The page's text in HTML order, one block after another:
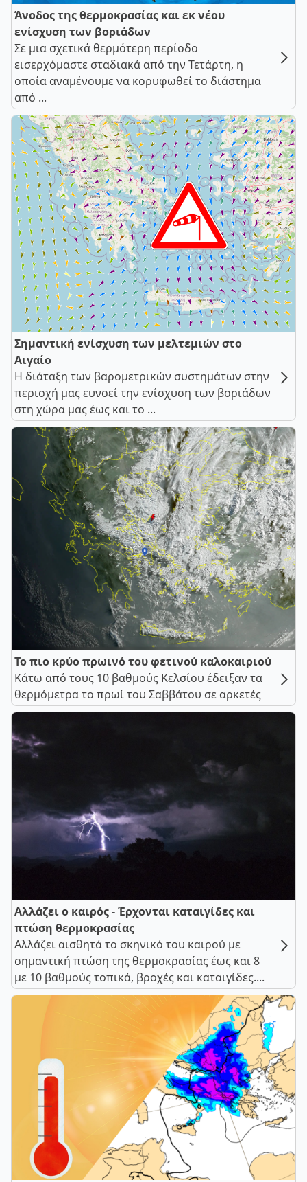
Άνοδος της θερμοκρασίας και εκ νέου
ενίσχυση των βοριάδων
Σε μια σχετικά θερμότερη περίοδο
εισερχόμαστε σταδιακά από την Τετάρτη, η
οποία αναμένουμε να κορυφωθεί το διάστημα
από ...
Σημαντική ενίσχυση των μελτεμιών στο
Αιγαίο
Η διάταξη των βαρομετρικών συστημάτων στην
περιοχή μας ευνοεί την ενίσχυση των βοριάδων
στη χώρα μας έως και το ...
Το πιο κρύο πρωινό του φετινού καλοκαιριού
Κάτω από τους 10 βαθμούς Κελσίου έδειξαν τα
θερμόμετρα το πρωί του Σαββάτου σε αρκετές
Αλλάζει ο καιρός - Έρχονται καταιγίδες και
πτώση θερμοκρασίας
Αλλάζει αισθητά το σκηνικό του καιρού με
σημαντική πτώση της θερμοκρασίας έως και 8
με 10 βαθμούς τοπικά, βροχές και καταιγίδες....